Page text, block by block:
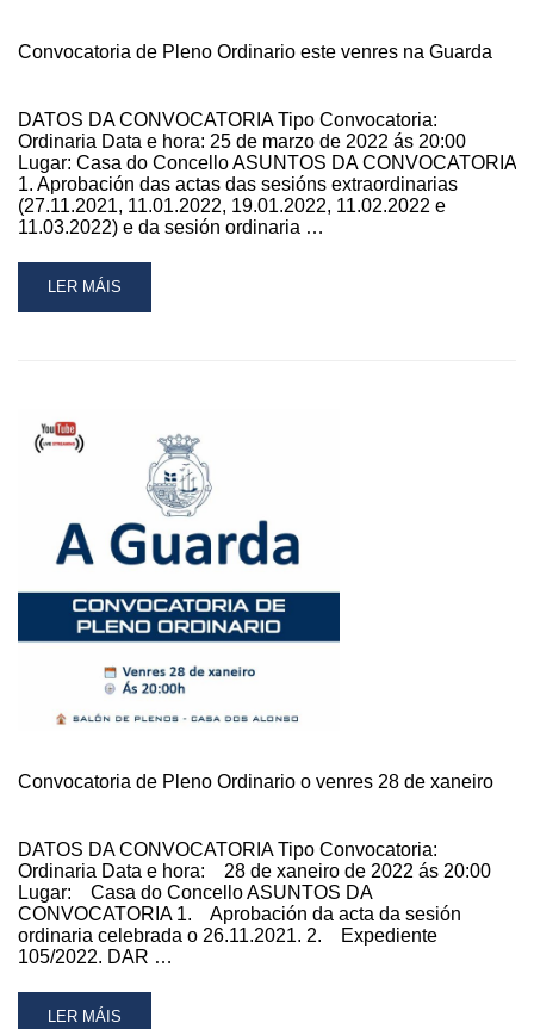
Convocatoria de Pleno Ordinario este venres na Guarda
DATOS DA CONVOCATORIA Tipo Convocatoria:
Ordinaria Data e hora: 25 de marzo de 2022 ás 20:00
Lugar: Casa do Concello ASUNTOS DA CONVOCATORIA
1. Aprobación das actas das sesións extraordinarias
(27.11.2021, 11.01.2022, 19.01.2022, 11.02.2022 e
11.03.2022) e da sesión ordinaria …
READ
MORE
ORDINARIO
ESTE
GUARDA
LER MÁIS
Convocatoria de Pleno Ordinario o venres 28 de xaneiro
DATOS DA CONVOCATORIA Tipo Convocatoria:
Ordinaria Data e hora: 28 de xaneiro de 2022 ás 20:00
Lugar: Casa do Concello ASUNTOS DA
CONVOCATORIA 1. Aprobación da acta da sesión
ordinaria celebrada o 26.11.2021. 2. Expediente
105/2022. DAR …
READ
LER MÁIS